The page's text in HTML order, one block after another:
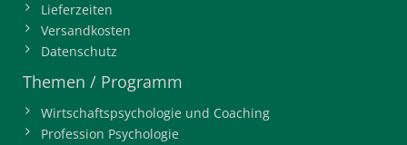
Lieferzeiten
Versandkosten
Datenschutz
Themen / Programm
Wirtschaftspsychologie und Coaching
Profession Psychologie